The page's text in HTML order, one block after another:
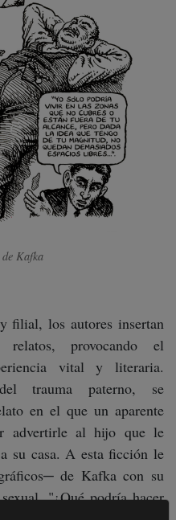
Kafka
filial, los autores insertan
provocando el
vital y literaria.
del trauma paterno, se
en el que un aparente
advertirle al hijo que le
su casa. A esta ficción le
de Kafka con su
"¿Qué podría hacer